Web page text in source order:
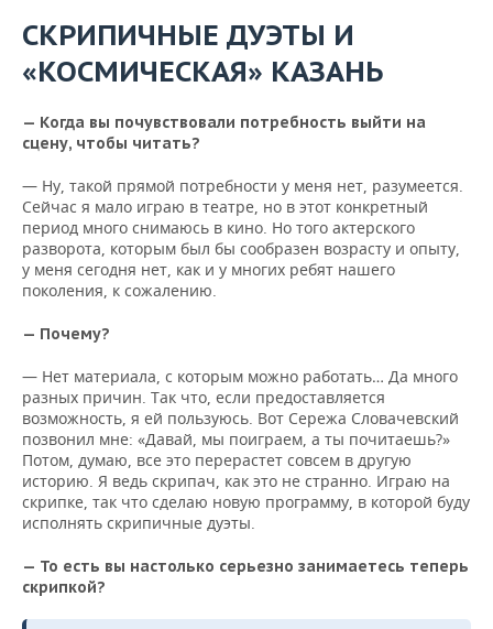
СКРИПИЧНЫЕ ДУЭТЫ И
«КОСМИЧЕСКАЯ» КАЗАНЬ
— Когда вы почувствовали потребность выйти на
сцену, чтобы читать?
— Ну, такой прямой потребности у меня нет, разумеется.
Сейчас я мало играю в театре, но в этот конкретный
период много снимаюсь в кино. Но того актерского
разворота, которым был бы сообразен возрасту и опыту,
у меня сегодня нет, как и у многих ребят нашего
поколения, к сожалению.
— Почему?
— Нет материала, с которым можно работать… Да много
разных причин. Так что, если предоставляется
возможность, я ей пользуюсь. Вот Сережа Словачевский
позвонил мне: «Давай, мы поиграем, а ты почитаешь?»
Потом, думаю, все это перерастет совсем в другую
историю. Я ведь скрипач, как это не странно. Играю на
скрипке, так что сделаю новую программу, в которой буду
исполнять скрипичные дуэты.
— То есть вы настолько серьезно занимаетесь теперь
скрипкой?